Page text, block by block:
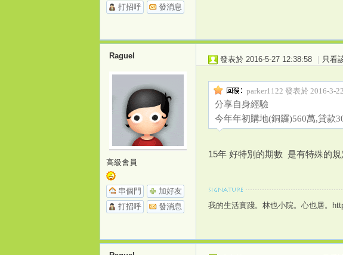
打招呼
發消息
Raguel
高級會員
串個門
加好友
打招呼
發消息
發表於 2016-5-27 12:38:58 | 只看
parker1122 發表於 2016-3-
分享自身經驗
今年年初購地(銅鑼)560萬,貸款
15年 好特別的期數 是有特殊的
我的生活實踐。林也小院。心也居。